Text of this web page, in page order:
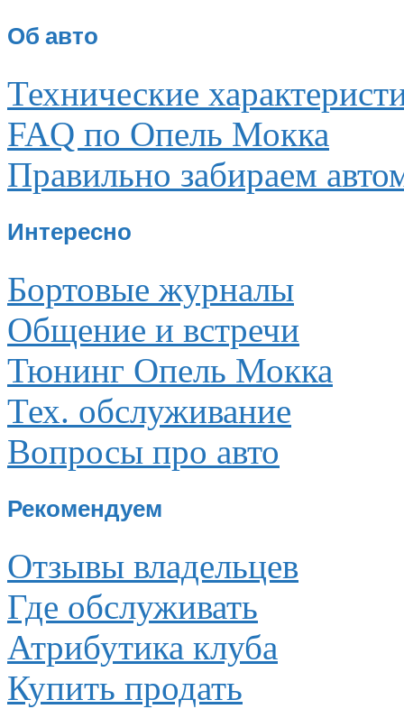
Об авто
Технические
FAQ по Опель Мокка
Правильно забираем
Интересно
Бортовые журналы
Общение и встречи
Тюнинг Опель Мокка
Тех. обслуживание
Вопросы про авто
Рекомендуем
Отзывы владельцев
Где обслуживать
Атрибутика клуба
Купить продать